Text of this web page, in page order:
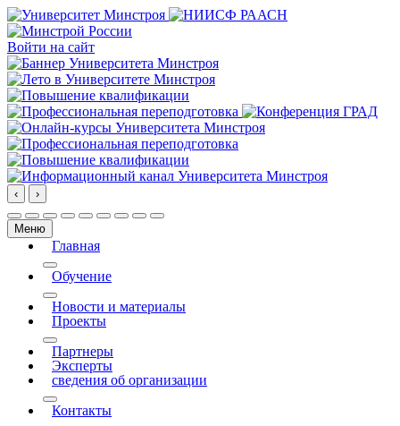
Войти на сайт
‹ ›
Меню
Главная
More about: Главная
Обучение
More about: Обучение
Новости и материалы
Проекты
More about: Проекты
Партнеры
Эксперты
сведения об организации
More about: сведения об организации
Контакты